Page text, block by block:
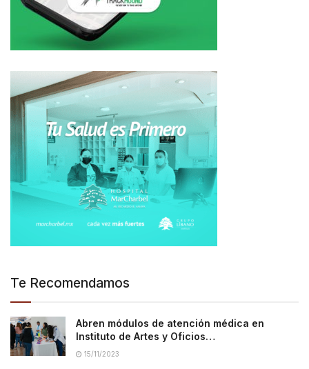
Te Recomendamos
Abren módulos de atención médica en
Instituto de Artes y Oficios…
15/11/2023